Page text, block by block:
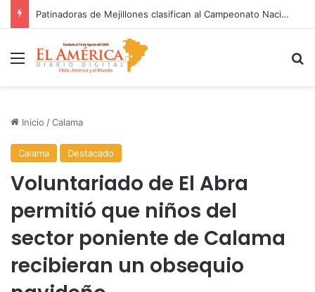
Patinadoras de Mejillones clasifican al Campeonato Nacional tras brillante actuación en Iquique
Menú
Inicio /Calama
Calama Destacado
Voluntariado de El Abra
permitió que niños del
sector poniente de Calama
recibieran un obsequio